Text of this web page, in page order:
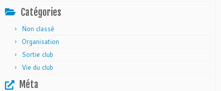
Catégories
Non classé
Organisation
Sortie club
Vie du club
Méta